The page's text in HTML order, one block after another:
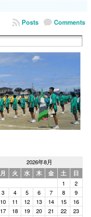
Comments
Posts
2026年8月
月 火 水 木 金 土 日
1
2
3
4 5 6 7 8
9
10
11 12 13 14 15
16
17
18 19 20 21 22
23